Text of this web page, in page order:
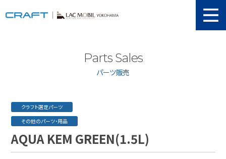
取り扱い新車
動画紹介
Parts Sales
パーツ販売
クラフト選定パーツ
その他のパーツ・用品
AQUA KEM GREEN(1.5L)